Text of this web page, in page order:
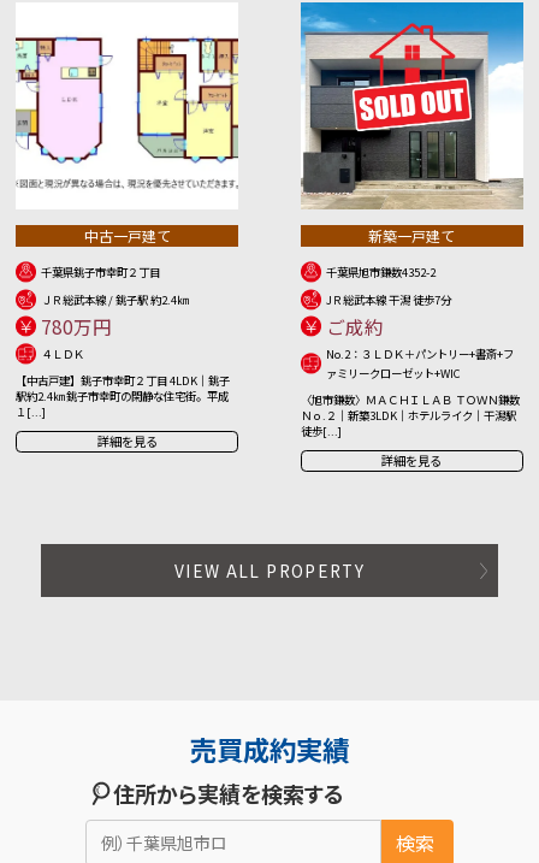
中古一戸建て
千葉県銚子市幸町２丁目
ＪＲ総武本線 / 銚子駅 約2.4㎞
780万円
４ＬＤＫ
【中古戸建】銚子市幸町２丁目 4LDK｜銚子
駅約2.4㎞ 銚子市幸町の閑静な住宅街。平成
１[...]
詳細を見る
新築一戸建て
千葉県旭市鎌数4352-2
JＲ総武本線 干潟 徒歩7分
ご成約
No.2：３ＬＤＫ＋パントリー+書斎+フ
ァミリークローゼット+WIC
〈旭市鎌数〉ＭＡＣＨＩＬＡＢ ＴＯＷＮ鎌数
Ｎｏ.２｜新築3LDK｜ホテルライク｜干潟駅
徒歩[...]
詳細を見る
VIEW ALL PROPERTY